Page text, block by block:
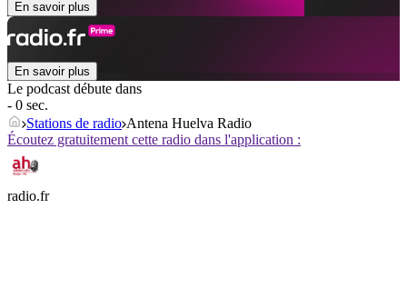
En savoir plus
En savoir plus
Le podcast débute dans
- 0 sec.
Stations de radio Antena Huelva Radio
Écoutez gratuitement cette radio dans l'application :
radio.fr